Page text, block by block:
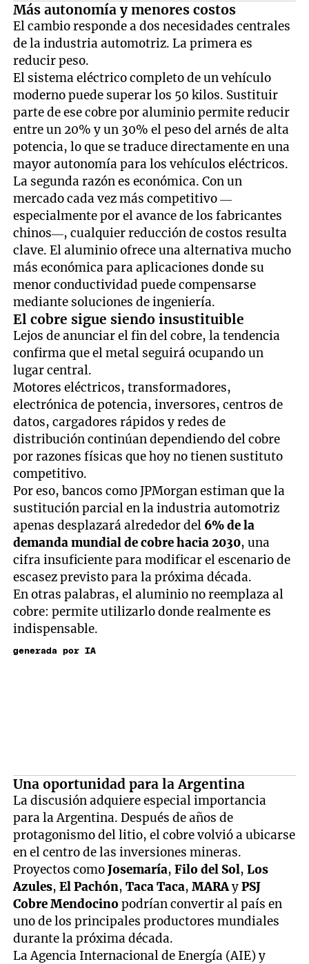
Más autonomía y menores costos
El cambio responde a dos necesidades centrales
de la industria automotriz. La primera es
reducir peso.
El sistema eléctrico completo de un vehículo
moderno puede superar los 50 kilos. Sustituir
parte de ese cobre por aluminio permite reducir
entre un 20% y un 30% el peso del arnés de alta
potencia, lo que se traduce directamente en una
mayor autonomía para los vehículos eléctricos.
La segunda razón es económica. Con un
mercado cada vez más competitivo —
especialmente por el avance de los fabricantes
chinos—, cualquier reducción de costos resulta
clave. El aluminio ofrece una alternativa mucho
más económica para aplicaciones donde su
menor conductividad puede compensarse
mediante soluciones de ingeniería.
El cobre sigue siendo insustituible
Lejos de anunciar el fin del cobre, la tendencia
confirma que el metal seguirá ocupando un
lugar central.
Motores eléctricos, transformadores,
electrónica de potencia, inversores, centros de
datos, cargadores rápidos y redes de
distribución continúan dependiendo del cobre
por razones físicas que hoy no tienen sustituto
competitivo.
Por eso, bancos como JPMorgan estiman que la
sustitución parcial en la industria automotriz
apenas desplazará alrededor del 6% de la
demanda mundial de cobre hacia 2030, una
cifra insuficiente para modificar el escenario de
escasez previsto para la próxima década.
En otras palabras, el aluminio no reemplaza al
cobre: permite utilizarlo donde realmente es
indispensable.
generada por IA
Una oportunidad para la Argentina
La discusión adquiere especial importancia
para la Argentina. Después de años de
protagonismo del litio, el cobre volvió a ubicarse
en el centro de las inversiones mineras.
Proyectos comoJosemaría,Filo del Sol,Los
Azules,El Pachón,Taca Taca,MARAyPSJ
Cobre Mendocinopodrían convertir al país en
uno de los principales productores mundiales
durante la próxima década.
La Agencia Internacional de Energía (AIE) y